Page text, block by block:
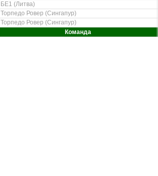
БЕ1 (Литва)
Торпедо Ровер (Сингапур)
Торпедо Ровер (Сингапур)
Команда